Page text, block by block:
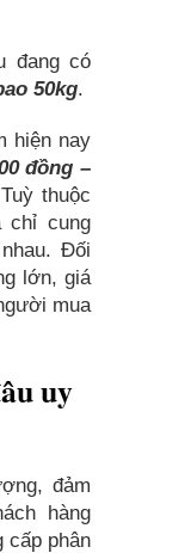
đang có
50kg.
hiện nay
đồng –
thuộc
chỉ cung
Đối
lớn, giá
mua
uy
đảm
hàng
cấp phân